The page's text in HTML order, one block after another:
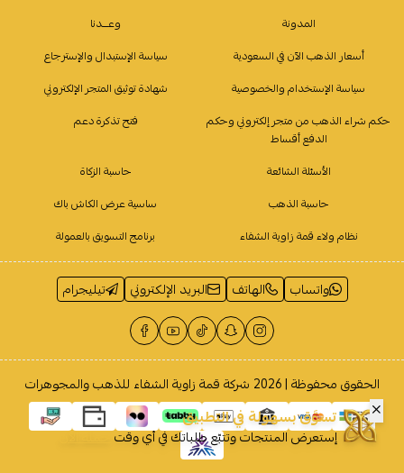
المدونة
وعـــدنا
أسعار الذهب الآن في السعودية
سياسة الإستبدال والإسترجاع
سياسة الإستخدام والخصوصية
شهادة توثيق المتجر الإلكتروني
حكم شراء الذهب من متجر إلكتروني وحكم
الدفع أقساط
فتح تذكرة دعم
الأسئلة الشائعة
حاسبة الزكاة
حاسبة الذهب
ساسية عرض الكاش باك
نظام ولاء قمة زاوية الشفاء
برنامج التسويق بالعمولة
واتساب الهاتف البريد الإلكتروني تيليجرام
الحقوق محفوظة | 2026 شركة قمة زاوية الشفاء للذهب والمجوهرات
تسوَّق بسهولة في التطبيق
إستعرض المنتجات وتتبّع طلباتك في أي وقتحمله الآن